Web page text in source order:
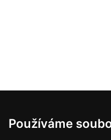
Používáme